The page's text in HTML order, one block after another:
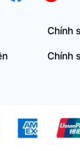
Chính
Chính